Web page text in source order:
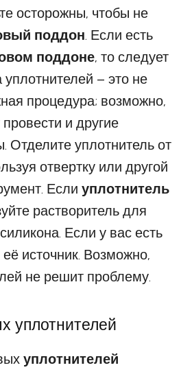
осторожны, чтобы не
поддон. Если есть
поддоне, то следует
уплотнителей – это не
процедура; возможно,
и другие
Отделите уплотнитель от
отвертку или другой
Если уплотнитель
растворитель для
Если у вас есть
источник. Возможно,
не решит проблему.
уплотнителей
уплотнителей